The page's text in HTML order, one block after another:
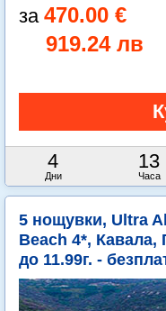
470.00 €
919.24 лв
4
Дни
13
Часа
5 нощувки, Ultra
Beach 4*, Кавала,
до 11.99г. -